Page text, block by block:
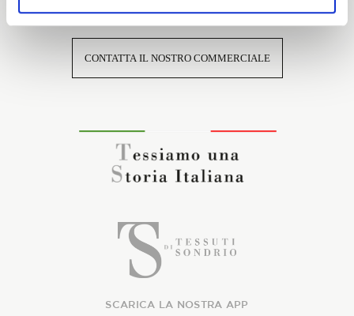
Interessato a questo tessuto?
CONTATTA IL NOSTRO COMMERCIALE
SCARICA LA NOSTRA APP